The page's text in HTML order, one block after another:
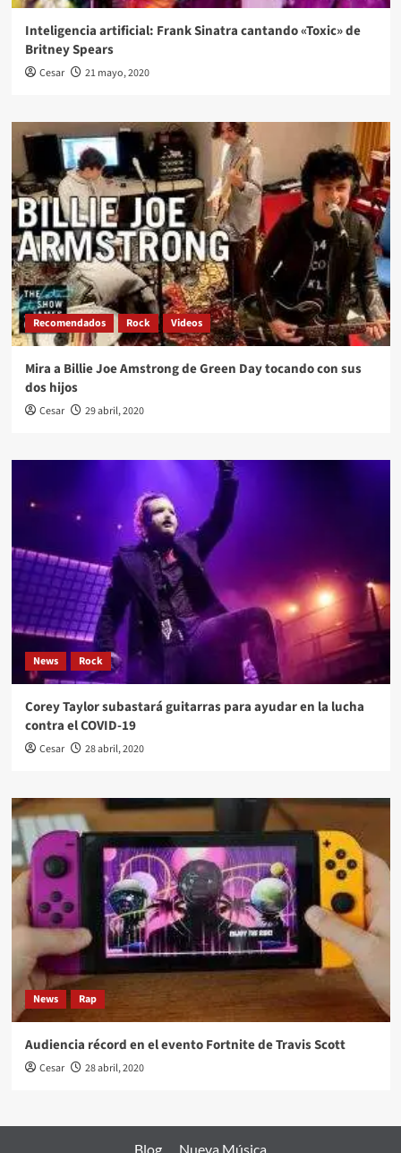
Inteligencia artificial: Frank Sinatra cantando «Toxic» de
Britney Spears
Cesar 21 mayo, 2020
Recomendados Rock Videos
Mira a Billie Joe Amstrong de Green Day tocando con sus
dos hijos
Cesar 29 abril, 2020
News Rock
Corey Taylor subastará guitarras para ayudar en la lucha
contra el COVID-19
Cesar 28 abril, 2020
News Rap
Audiencia récord en el evento Fortnite de Travis Scott
Cesar 28 abril, 2020
Blog Nueva Música